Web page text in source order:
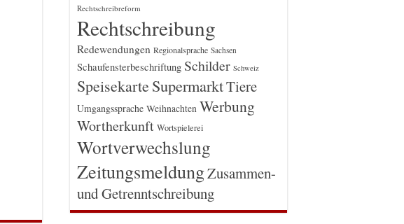
Rechtschreibreform
Rechtschreibung
Redewendungen Regionalsprache Sachsen
Schaufensterbeschriftung Schilder Schweiz
Speisekarte SupermarktTiere
Umgangssprache Weihnachten Werbung
Wortherkunft Wortspielerei
Wortverwechslung
ZeitungsmeldungZusammen-
und Getrenntschreibung